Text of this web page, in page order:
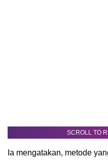
SCROLL TO
Ia mengatakan, metode